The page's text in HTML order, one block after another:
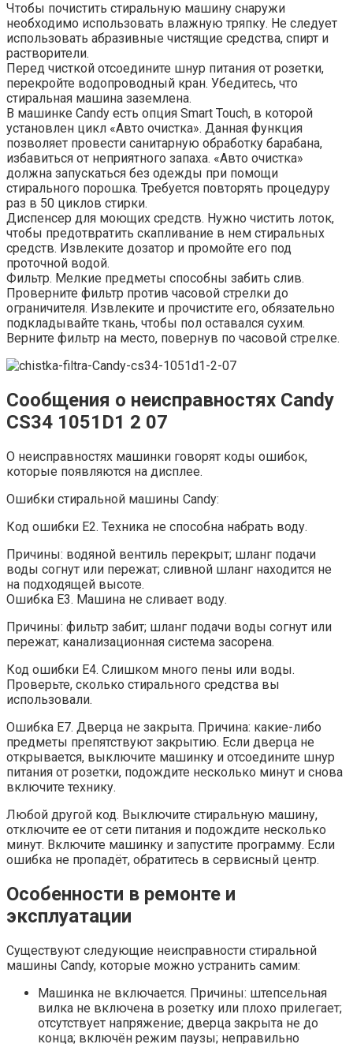
Чтобы почистить стиральную машину снаружи
необходимо использовать влажную тряпку. Не следует
использовать абразивные чистящие средства, спирт и
растворители.
Перед чисткой отсоедините шнур питания от розетки,
перекройте водопроводный кран. Убедитесь, что
стиральная машина заземлена.
В машинке Candy есть опция Smart Touch, в которой
установлен цикл «Авто очистка». Данная функция
позволяет провести санитарную обработку барабана,
избавиться от неприятного запаха. «Авто очистка»
должна запускаться без одежды при помощи
стирального порошка. Требуется повторять процедуру
раз в 50 циклов стирки.
Диспенсер для моющих средств. Нужно чистить лоток,
чтобы предотвратить скапливание в нем стиральных
средств. Извлеките дозатор и промойте его под
проточной водой.
Фильтр. Мелкие предметы способны забить слив.
Проверните фильтр против часовой стрелки до
ограничителя. Извлеките и прочистите его, обязательно
подкладывайте ткань, чтобы пол оставался сухим.
Верните фильтр на место, повернув по часовой стрелке.
Сообщения о неисправностях Candy
CS34 1051D1 2 07
О неисправностях машинки говорят коды ошибок,
которые появляются на дисплее.
Ошибки стиральной машины Candy:
Код ошибки E2. Техника не способна набрать воду.
Причины: водяной вентиль перекрыт; шланг подачи
воды согнут или пережат; сливной шланг находится не
на подходящей высоте.
Ошибка E3. Машина не сливает воду.
Причины: фильтр забит; шланг подачи воды согнут или
пережат; канализационная система засорена.
Код ошибки E4. Слишком много пены или воды.
Проверьте, сколько стирального средства вы
использовали.
Ошибка E7. Дверца не закрыта. Причина: какие-либо
предметы препятствуют закрытию. Если дверца не
открывается, выключите машинку и отсоедините шнур
питания от розетки, подождите несколько минут и снова
включите технику.
Любой другой код. Выключите стиральную машину,
отключите ее от сети питания и подождите несколько
минут. Включите машинку и запустите программу. Если
ошибка не пропадёт, обратитесь в сервисный центр.
Особенности в ремонте и
эксплуатации
Существуют следующие неисправности стиральной
машины Candy, которые можно устранить самим:
Машинка не включается. Причины: штепсельная
вилка не включена в розетку или плохо прилегает;
отсутствует напряжение; дверца закрыта не до
конца; включён режим паузы; неправильно